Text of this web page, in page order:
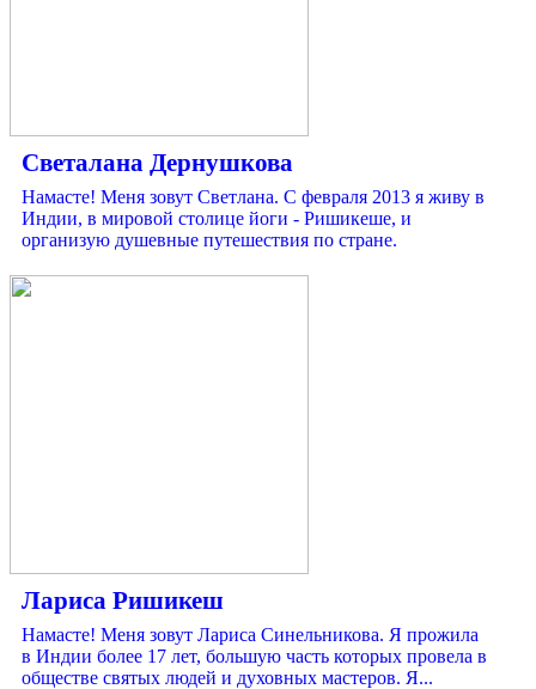
Светалана Дернушкова
Намасте! Меня зовут Светлана. С февраля 2013 я живу в
Индии, в мировой столице йоги - Ришикеше, и
организую душевные путешествия по стране.
Лариса Ришикеш
Намасте! Меня зовут Лариса Синельникова. Я прожила
в Индии более 17 лет, большую часть которых провела в
обществе святых людей и духовных мастеров. Я...